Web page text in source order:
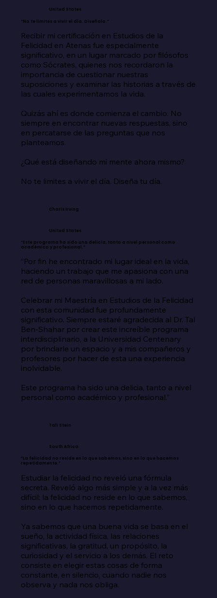
United States
“No te limites a vivir el día. Diseñalo.”
Recibir mi certificación en Estudios de la
Felicidad en Atenas fue especialmente
significativo, en un lugar marcado por filósofos
como Sócrates, quienes nos recordaron la
importancia de cuestionar nuestras
suposiciones y examinar las historias a través de
las cuales experimentamos la vida.
Quizás ahí es donde comienza el cambio. No
siempre en encontrar nuevas respuestas, sino
en percatarse de las preguntas que nos
planteamos.
¿Qué está diseñando mi mente ahora mismo?
No te limites a vivir el día. Diseña tu día.
Charis Irving
United States
“Este programa ha sido una delicia, tanto a nivel personal como
académico y profesional.”
“Por fin he encontrado mi lugar ideal en la vida,
haciendo un trabajo que me apasiona con una
red de personas maravillosas a mi lado.
Celebrar mi Maestría en Estudios de la Felicidad
con esta comunidad fue profundamente
significativo. Siempre estaré agradecida al Dr. Tal
Ben-Shahar por crear este increíble programa
interdisciplinario, a la Universidad Centenary
por brindarle un espacio y a mis compañeros y
profesores por hacer de esta una experiencia
inolvidable.
Este programa ha sido una delicia, tanto a nivel
personal como académico y profesional.”
Tali Stein
South Africa
“La felicidad no reside en lo que sabemos, sino en lo que hacemos
repetidamente.”
Estudiar la felicidad no reveló una fórmula
secreta. Reveló algo más simple y a la vez más
difícil: la felicidad no reside en lo que sabemos,
sino en lo que hacemos repetidamente.
Ya sabemos que una buena vida se basa en el
sueño, la actividad física, las relaciones
significativas, la gratitud, un propósito, la
curiosidad y el servicio a los demás. El reto
consiste en elegir estas cosas de forma
constante, en silencio, cuando nadie nos
observa y nada nos obliga.